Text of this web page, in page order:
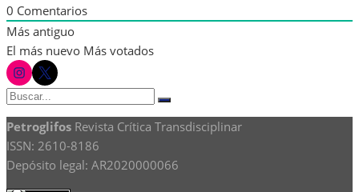
0 Comentarios
Más antiguo
El más nuevo Más votados
instagram
twitter
Buscar:
Buscar
Petroglifos Revista Crítica Transdisciplinar
ISSN: 2610-8186
Depósito legal: AR2020000066